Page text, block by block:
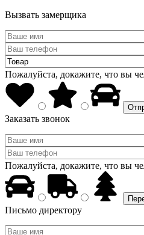
Вызвать замерщика
Пожалуйста, докажите, что вы
Заказать звонок
Пожалуйста, докажите, что вы
Письмо директору